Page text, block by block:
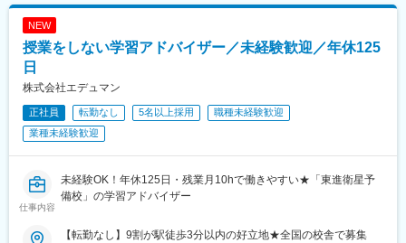
NEW
授業をしない学習アドバイザー／未経験歓迎／年休125
日
株式会社エデュマン
正社員 転勤なし 5名以上採用
職種未経験歓迎
業種未経験歓迎
仕事内容
未経験OK！年休125日・残業月10hで働きやすい★「東進衛星予
備校」の学習アドバイザー
【転勤なし】9割が駅徒歩3分以内の好立地★全国の校舎で募集